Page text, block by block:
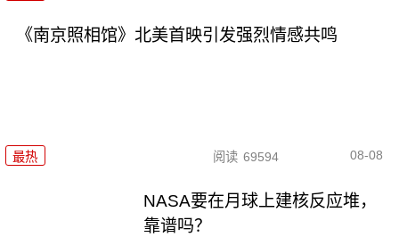
《南京照相馆》北美首映引发强烈情感共鸣
最热 阅读 69594 08-08
NASA要在月球上建核反应堆，
靠谱吗？